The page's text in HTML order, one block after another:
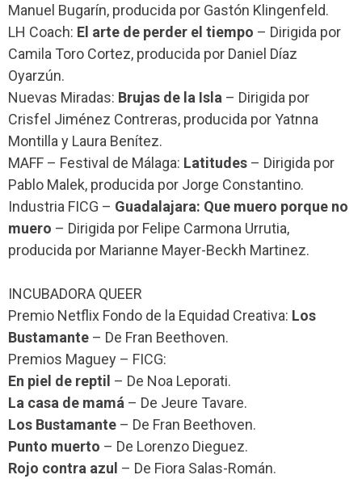
Manuel Bugarín, producida por Gastón Klingenfeld.
LH Coach: El arte de perder el tiempo – Dirigida por
Camila Toro Cortez, producida por Daniel Díaz
Oyarzún.
Nuevas Miradas: Brujas de la Isla – Dirigida por
Crisfel Jiménez Contreras, producida por Yatnna
Montilla y Laura Benítez.
MAFF – Festival de Málaga: Latitudes – Dirigida por
Pablo Malek, producida por Jorge Constantino.
Industria FICG – Guadalajara: Que muero porque no
muero – Dirigida por Felipe Carmona Urrutia,
producida por Marianne Mayer-Beckh Martinez.
INCUBADORA QUEER
Premio Netflix Fondo de la Equidad Creativa: Los
Bustamante – De Fran Beethoven.
Premios Maguey – FICG:
En piel de reptil – De Noa Leporati.
La casa de mamá – De Jeure Tavare.
Los Bustamante – De Fran Beethoven.
Punto muerto – De Lorenzo Dieguez.
Rojo contra azul – De Fiora Salas-Román.